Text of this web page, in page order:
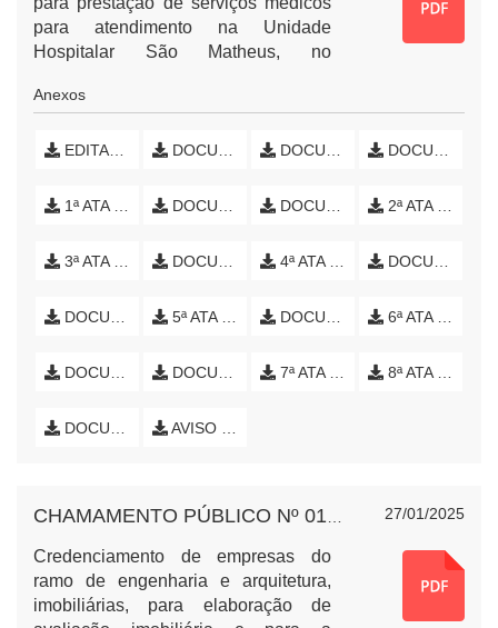
para atendimento na Unidade
Hospitalar São Matheus, no
Sudoeste, Paraná.
Anexos
EDITAL DE CHAMAMENTO PÚBLICO DOCUMENTOS EMPRESAS - PARTE 1 DOCUMENTOS EMPRESAS - PARTE 2 DOCUMENTOS EMPRESAS - PARTE 3
1ª ATA DE SESSÃO DOCUMENTOS EMPRESAS - PARTE 4 DOCUMENTOS EMPRESAS - PARTE 5 2ª ATA DE SESSÃO
3ª ATA DE SESSÃO DOCUMENTOS EMPRESAS - PARTE 6 4ª ATA DE SESSÃO DOCUMENTOS EMPRESAS - PARTE 7
DOCUMENTOS EMPRESAS - PARTE 8 5ª ATA DE SESSÃO DOCUMENTOS EMPRESAS - PARTE 9 6ª ATA DE SESSÃO
DOCUMENTOS EMPRESAS - PARTE 10 DOCUMENTOS EMPRESAS - PARTE 11 7ª ATA DE SESSÃO 8ª ATA DE SESSÃO
DOCUMENTOS EMPRESAS - PARTE 12 AVISO DE PRORROGAÇÃO
27/01/2025
Credenciamento de empresas do
ramo de engenharia e arquitetura,
imobiliárias, para elaboração de